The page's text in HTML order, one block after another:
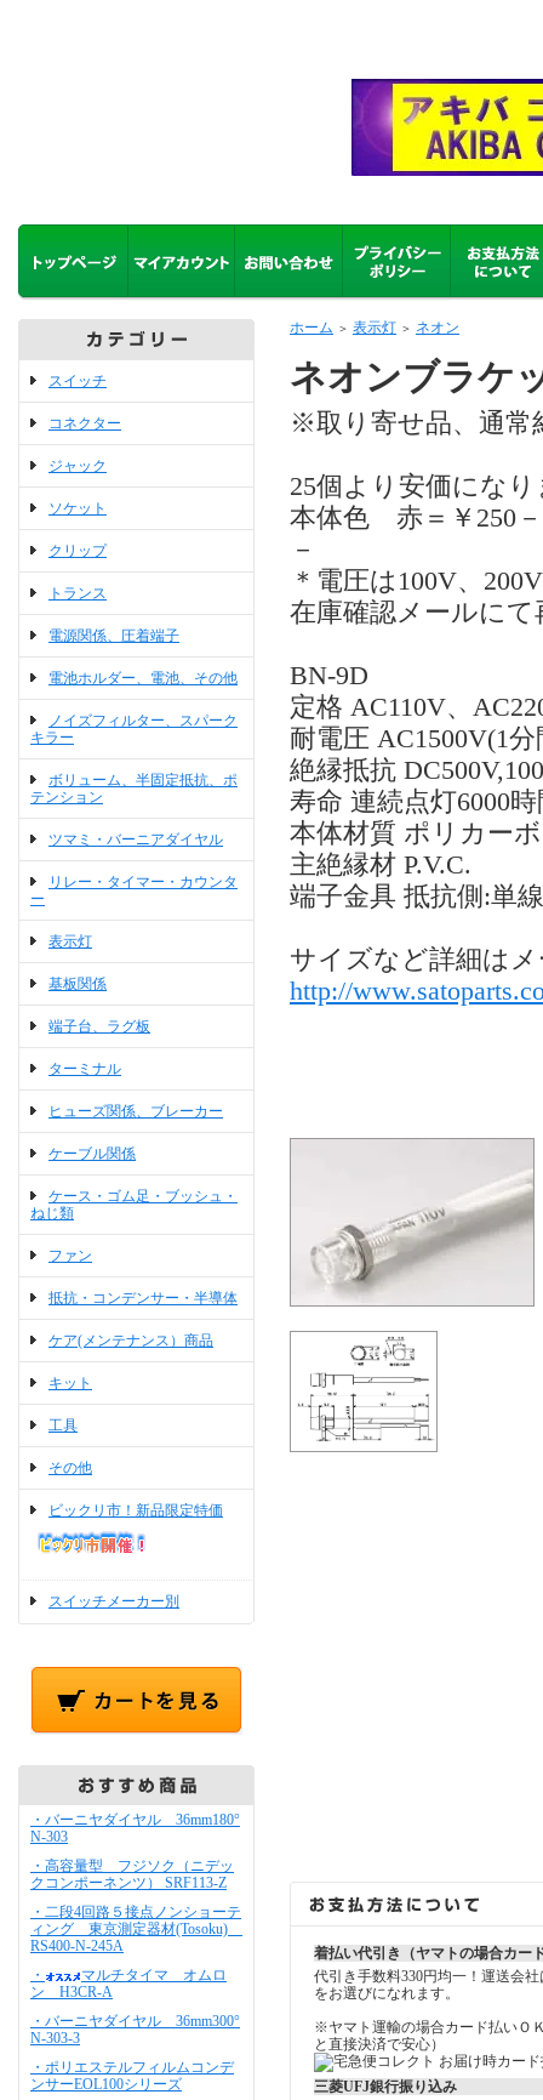
スイッチ
コネクター
ジャック
ソケット
クリップ
トランス
電源関係、圧着端子
電池ホルダー、電池、その他
ノイズフィルター、スパーク
キラー
ボリューム、半固定抵抗、ポ
テンション
ツマミ・バーニアダイヤル
リレー・タイマー・カウンタ
ー
表示灯
基板関係
端子台、ラグ板
ターミナル
ヒューズ関係、ブレーカー
ケーブル関係
ケース・ゴム足・ブッシュ・
ねじ類
ファン
抵抗・コンデンサー・半導体
ケア(メンテナンス）商品
キット
工具
その他
ビックリ市！新品限定特価
スイッチメーカー別
・バーニヤダイヤル 36mm180°
N-303
・高容量型 フジソク（ニデッ
クコンポーネンツ） SRF113-Z
・二段4回路５接点ノンショーテ
ィング 東京測定器材(Tosoku)
RS400-N-245A
・
マルチタイマ オムロ
ン H3CR-A
・バーニヤダイヤル 36mm300°
N-303-3
・ポリエステルフィルムコンデ
ンサーEOL100シリーズ
ホーム ＞ 表示灯 ＞ ネオン
ネオンブラケ
※取り寄せ品、通常
25個より安価にな
本体色 赤＝￥250－
－
＊電圧は100V、
在庫確認メールに
BN-9D
定格 AC110V、
耐電圧 AC1500V(1分
絶縁抵抗
寿命 連続点灯6000
本体材質 ポリカー
主絶縁材 P.V.C.
端子金具 抵抗側:単
サイズなど詳細は
http://
着払い代引き（ヤマトの場合カー
代引き手数料330円均一！運送会
をお選びになれます。
※ヤマト運輸の場合カード払いＯ
と直接決済で安心）
三菱UFJ銀行振り込み